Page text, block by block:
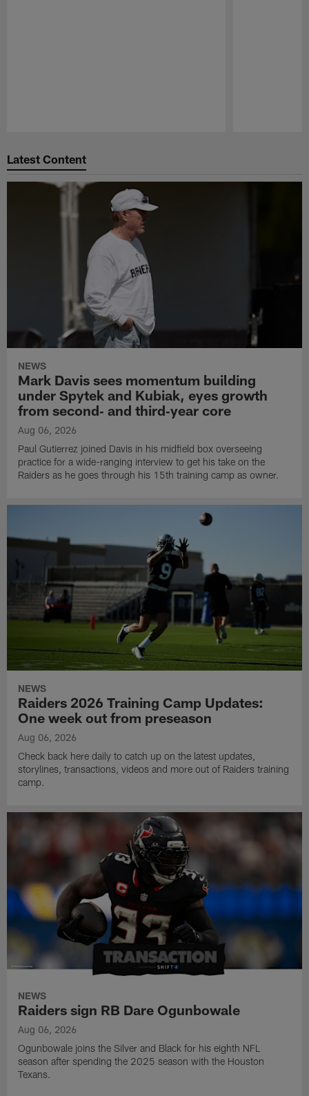
Latest Content
NEWS
Mark Davis sees momentum building
under Spytek and Kubiak, eyes growth
from second‑ and third‑year core
Aug 06, 2026
Paul Gutierrez joined Davis in his midfield box overseeing
practice for a wide-ranging interview to get his take on the
Raiders as he goes through his 15th training camp as owner.
NEWS
Raiders 2026 Training Camp Updates:
One week out from preseason
Aug 06, 2026
Check back here daily to catch up on the latest updates,
storylines, transactions, videos and more out of Raiders training
camp.
NEWS
Raiders sign RB Dare Ogunbowale
Aug 06, 2026
Ogunbowale joins the Silver and Black for his eighth NFL
season after spending the 2025 season with the Houston
Texans.